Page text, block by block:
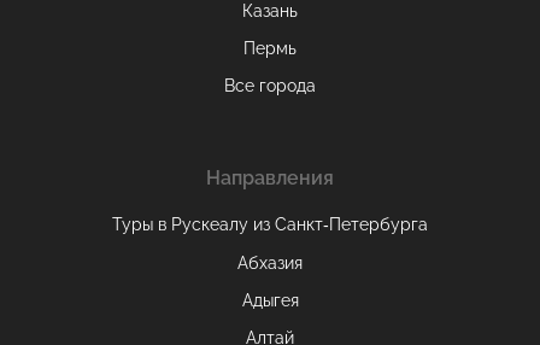
Казань
Пермь
Все города
Направления
Туры в Рускеалу из Санкт‑Петербурга
Абхазия
Адыгея
Алтай